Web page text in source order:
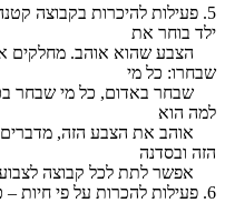
5. פעילות להיכרות בקבוצה
ילד בוחר את
הצבע שהוא אוהב. מחלקים
שבחרו: כל מי
שבחר באדום, כל מי שבחר
למה הוא
אוהב את הצבע הזה, מדברים
הזה ובסדנה
אפשר לתת לכל קבוצה
6. פעילות להכרות על פי חיות